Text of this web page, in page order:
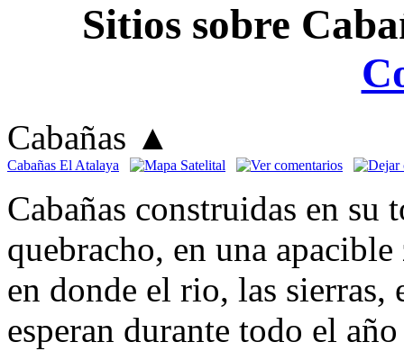
Sitios sobre
Cabañas ▲
Cabañas El Atalaya
Cabañas construidas en
quebracho, en una
en donde el rio, las
esperan durante todo el año